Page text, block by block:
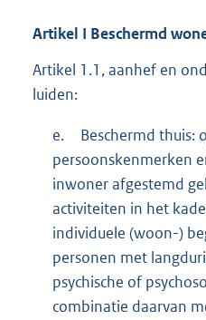
Artikel I Beschermd
Artikel 1.1, aanhef en
luiden:
e.
Beschermd thuis:
persoonskenmerken
inwoner afgestemd
activiteiten in het
individuele (woon-)
personen met
psychische of
combinatie daarvan